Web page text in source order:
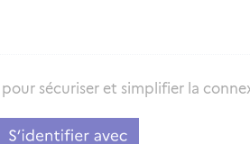
sécuriser et simplifier la